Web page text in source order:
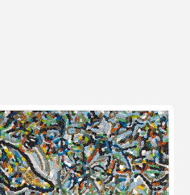
TEZUKAYAMA
ンヴィル フランス
03
庵 京都
｣ |
阪市中央公会堂
トへの扉|日本橋三越本